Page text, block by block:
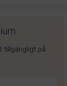
tillgängligt på